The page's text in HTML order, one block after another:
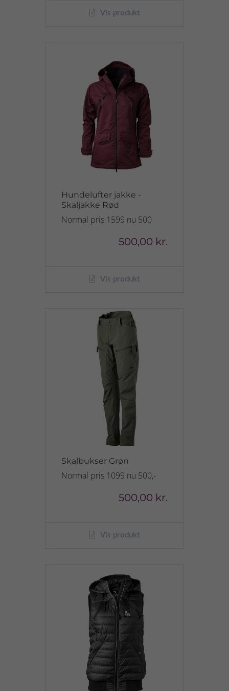
Vis produkt
Hundelufter jakke -
Skaljakke Rød
Normal pris 1599 nu 500
500,00 kr.
Vis produkt
Skalbukser Grøn
Normal pris 1099 nu 500,-
500,00 kr.
Vis produkt